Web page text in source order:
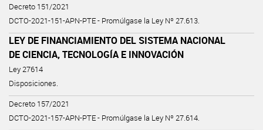
Decreto 151/2021
DCTO-2021-151-APN-PTE - Promúlgase la Ley Nº 27.613.
LEY DE FINANCIAMIENTO DEL SISTEMA NACIONAL
DE CIENCIA, TECNOLOGÍA E INNOVACIÓN
Ley 27614
Disposiciones.
Decreto 157/2021
DCTO-2021-157-APN-PTE - Promúlgase la Ley Nº 27.614.